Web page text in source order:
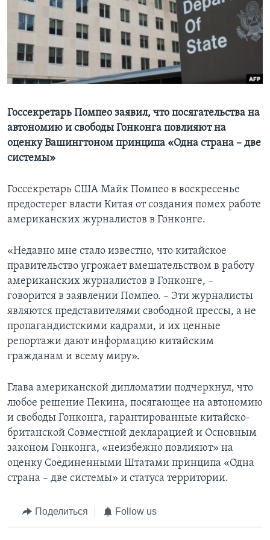
Learning English
СОЦИАЛЬНЫЕ СЕТИ
Языки
Госсекретарь Помпео заявил, что посягательства на
автономию и свободы Гонконга повлияют на
оценку Вашингтоном принципа «Одна страна – две
системы»
Госсекретарь США Майк Помпео в воскресенье
предостерег власти Китая от создания помех работе
американских журналистов в Гонконге.
«Недавно мне стало известно, что китайское
правительство угрожает вмешательством в работу
американских журналистов в Гонконге, –
говорится в заявлении Помпео. – Эти журналисты
являются представителями свободной прессы, а не
пропагандистскими кадрами, и их ценные
репортажи дают информацию китайским
гражданам и всему миру».
Глава американской дипломатии подчеркнул, что
любое решение Пекина, посягающее на автономию
и свободы Гонконга, гарантированные китайско-
британской Совместной декларацией и Основным
законом Гонконга, «неизбежно повлияют» на
оценку Соединенными Штатами принципа «Одна
страна – две системы» и статуса территории.
Поделиться Follow us